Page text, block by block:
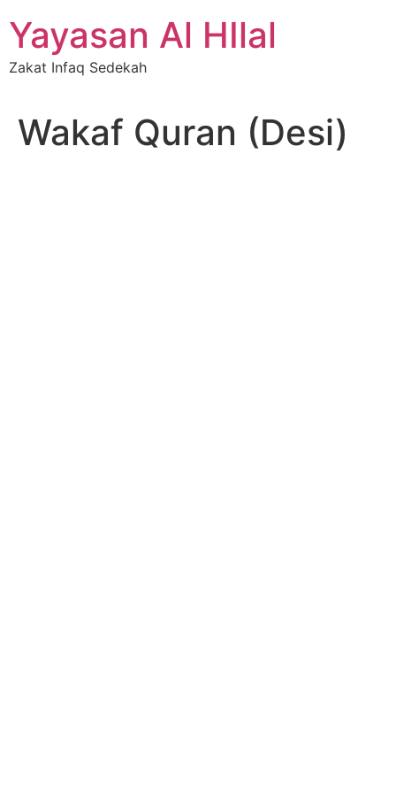
to
content
Yayasan Al HIlal
Zakat Infaq Sedekah
Wakaf Quran (Desi)